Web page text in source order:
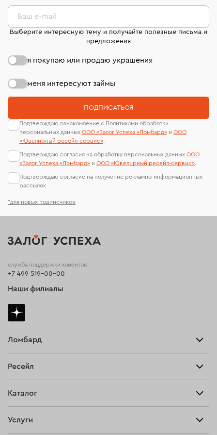
комиссионных украшений и часов смотрите на
странице«Возврат украшений»
лабораторий
*для новых подписчиков
Ваш e-mail
Выберите интересную тему и получайте полезные письма и
предложения
я покупаю или продаю украшения
меня интересуют займы
ПОДПИСАТЬСЯ
Подтверждаю ознакомление с Политиками обработки
персональных данных ООО «Залог Успеха «Ломбард» и ООО
«Ювелирный ресейл-сервиc».
Подтверждаю согласия на обработку персональных данных ООО
«Залог Успеха «Ломбард» и ООО «Ювелирный ресейл-сервиc».
Подтверждаю согласие на получение рекламно-информационных
рассылок
Ломбард
Тарифы
Ресейл
Купить
Каталог
Услуги
служба поддержки клиентов:
+7 499 519-00-00
Наши филиалы